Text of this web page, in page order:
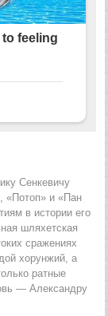
Сенкевичу
«Потоп» и «Пан
в истории его
шляхетская
сражениях
хорунжий, а
ратные
— Александру